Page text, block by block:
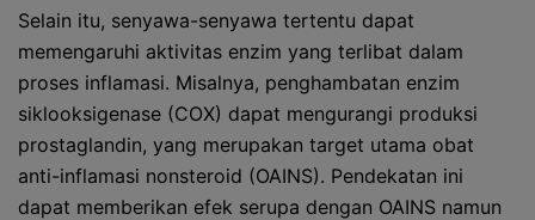
Selain itu, senyawa-senyawa tertentu dapat
memengaruhi aktivitas enzim yang terlibat dalam
proses inflamasi. Misalnya, penghambatan enzim
siklooksigenase (COX) dapat mengurangi produksi
prostaglandin, yang merupakan target utama obat
anti-inflamasi nonsteroid (OAINS). Pendekatan ini
dapat memberikan efek serupa dengan OAINS namun